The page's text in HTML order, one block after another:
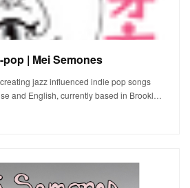
| Mei Semones
jazz influenced indie pop songs
and English, currently based in Brookl…